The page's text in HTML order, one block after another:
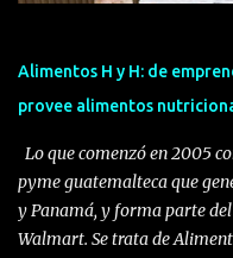
Alimentos H y H: de
provee alimentos
Lo que comenzó en 2005
pyme guatemalteca que
y Panamá, y forma parte
Walmart. Se trata de